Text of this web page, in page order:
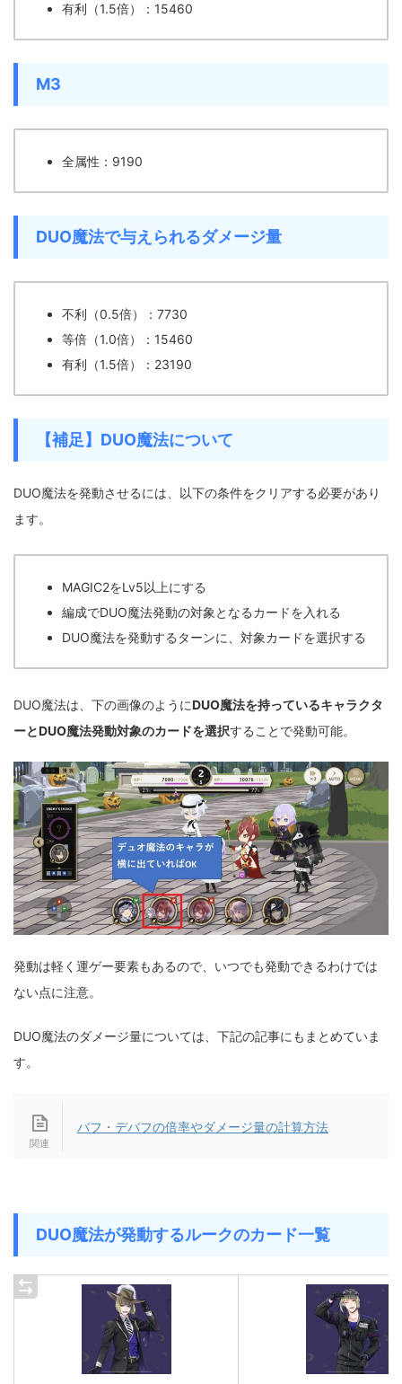
有利（1.5倍）：15460
M3
全属性：9190
DUO魔法で与えられるダメージ量
不利（0.5倍）：7730
等倍（1.0倍）：15460
有利（1.5倍）：23190
【補足】DUO魔法について
DUO魔法を発動させるには、以下の条件をクリアする必要があり
ます。
MAGIC2をLv5以上にする
編成でDUO魔法発動の対象となるカードを入れる
DUO魔法を発動するターンに、対象カードを選択する
DUO魔法は、下の画像のようにDUO魔法を持っているキャラクタ
ーとDUO魔法発動対象のカードを選択することで発動可能。
発動は軽く運ゲー要素もあるので、いつでも発動できるわけでは
ない点に注意。
DUO魔法のダメージ量については、下記の記事にもまとめていま
す。
バフ・デバフの倍率やダメージ量の計算方法
DUO魔法が発動するルークのカード一覧